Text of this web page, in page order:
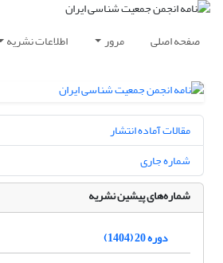
صفحه اصلی مرور اطلاعات نشریه
مقالات آماده انتشار
شماره جاری
شماره‌های پیشین نشریه
دوره 20 (1404)